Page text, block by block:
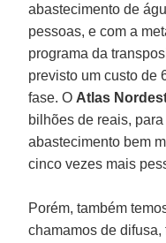
abastecimento de
pessoas, e com a
programa da
previsto um custo de
fase. O Atlas
bilhões de reais,
abastecimento bem
cinco vezes mais
Porém, também
chamamos de